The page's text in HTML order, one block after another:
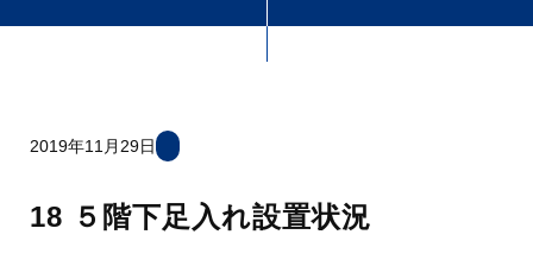
2019年11月29日
18 ５階下足入れ設置状況